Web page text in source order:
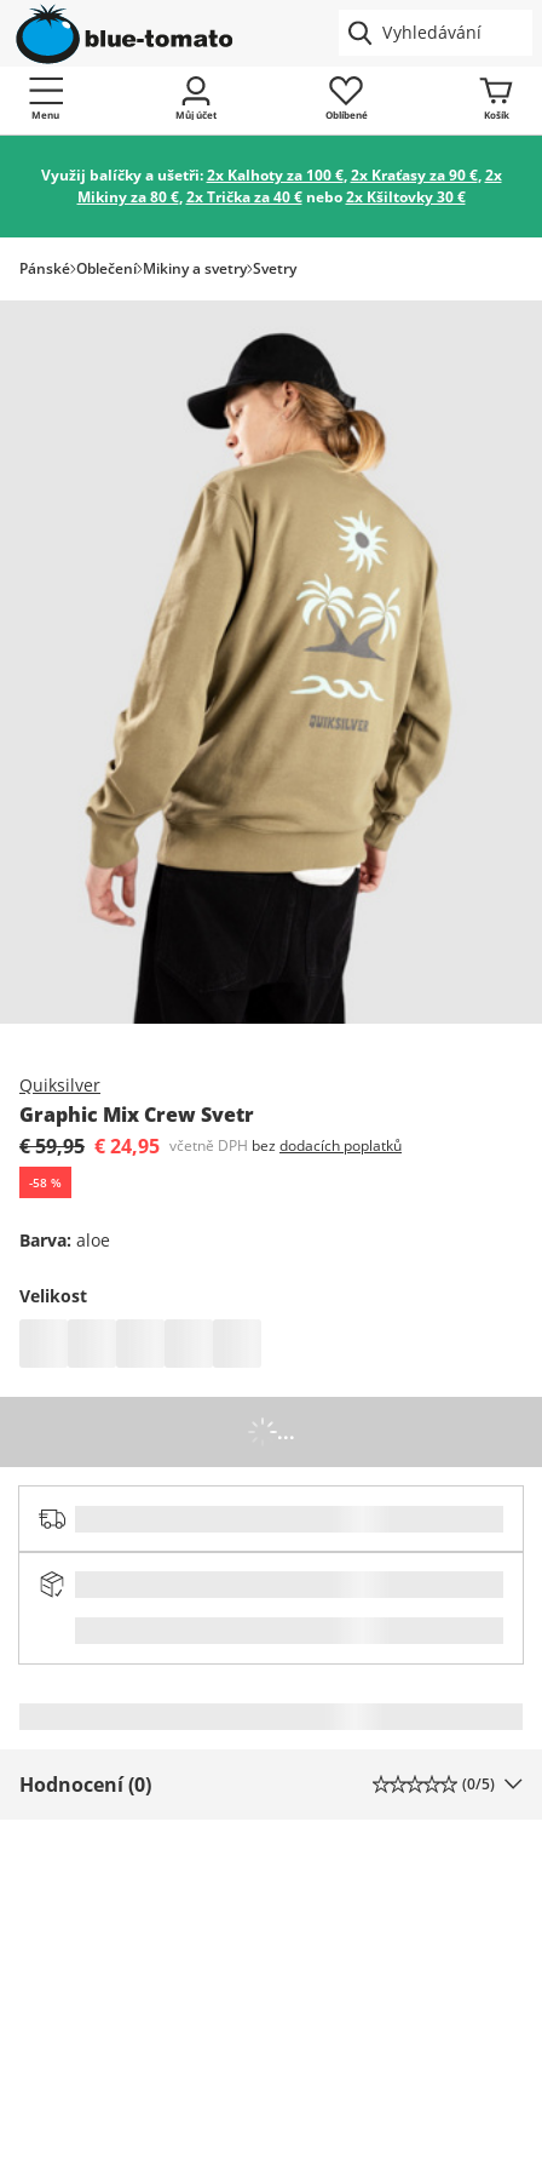
Menu Můj účet Oblíbené Košík
Využij balíčky a ušetři:2x Kalhoty za 100 €,2x Kraťasy za 90 €,2x
Mikiny za 80 €,2x Trička za 40 €nebo2x Kšiltovky 30 €
Pánské Oblečení Mikiny a svetry Svetry
Quiksilver
Graphic Mix Crew Svetr
€ 59,95 € 24,95 včetně DPH bez dodacích poplatků
-58 %
Barva: aloe
Velikost
...
Hodnocení (0) (0/5)